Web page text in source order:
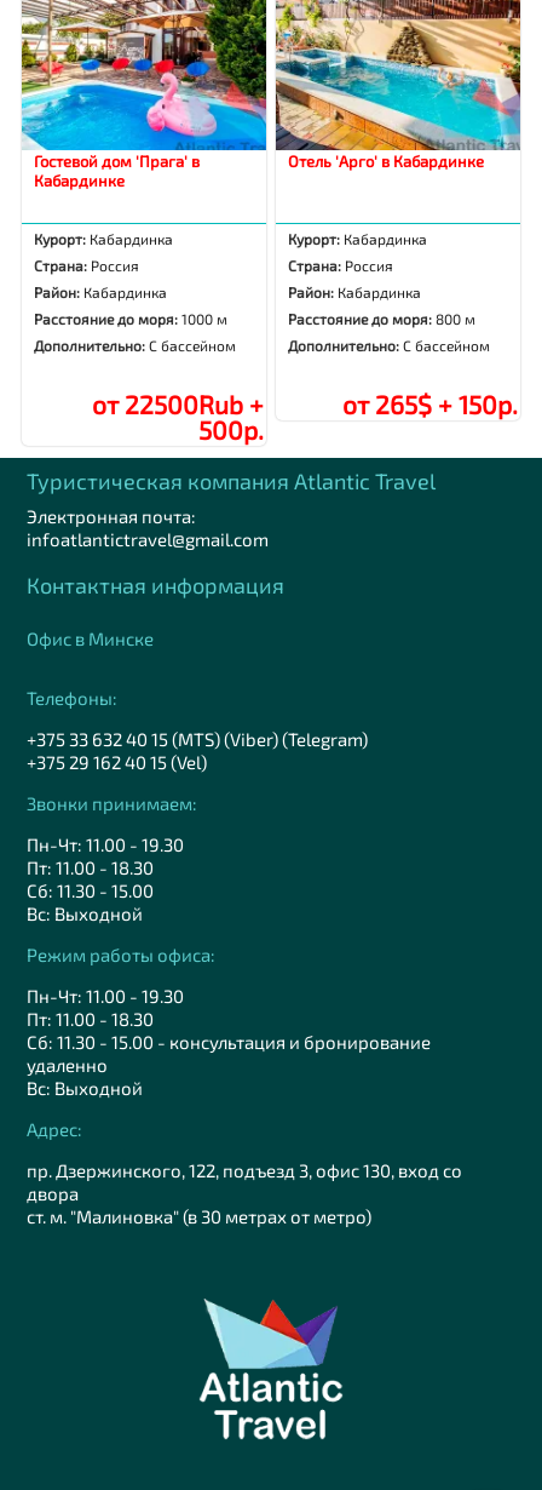
Гостевой дом 'Прага' в
Кабардинке
Курорт: Кабардинка
Страна: Россия
Район: Кабардинка
Расстояние до моря:1000 м
Дополнительно:С бассейном
от 22500Rub +
500р.
Отель 'Арго' в Кабардинке
Курорт: Кабардинка
Страна: Россия
Район: Кабардинка
Расстояние до моря:800 м
Дополнительно:С бассейном
от 265$ + 150р.
Туристическая компания Аtlantic Travel
Электронная почта:
infoatlantictravel@gmail.com
Контактная информация
Офис в Минске
Телефоны:
+375 33 632 40 15 (MTS) (Viber) (Telegram)
+375 29 162 40 15 (Vel)
Звонки принимаем:
Пн-Чт: 11.00 - 19.30
Пт: 11.00 - 18.30
Сб: 11.30 - 15.00
Вс: Выходной
Режим работы офиса:
Пн-Чт: 11.00 - 19.30
Пт: 11.00 - 18.30
Сб: 11.30 - 15.00 - консультация и бронирование
удаленно
Вс: Выходной
Адрес:
пр. Дзержинского, 122, подъезд 3, офис 130, вход со
двора
ст. м. "Малиновка" (в 30 метрах от метро)